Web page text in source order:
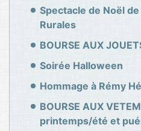
Spectacle de Noël
Rurales
BOURSE AUX
Soirée Halloween
Hommage à Rémy
BOURSE AUX
printemps/été et